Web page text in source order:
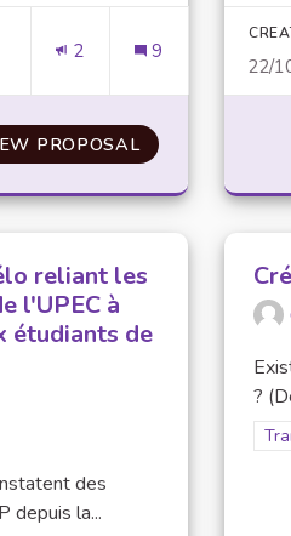
2 9
PROPOSAL
22/
reliant les
l'UPEC à
étudiants de
des
depuis la...
?